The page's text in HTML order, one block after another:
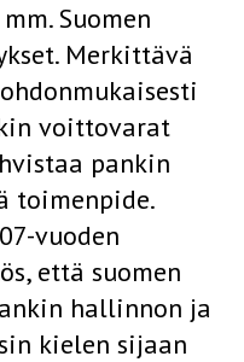
Suomen
Merkittävä
voitto­varat
pankin
toimenpide.
vuoden
että suomen
hallinnon ja
kielen sijaan